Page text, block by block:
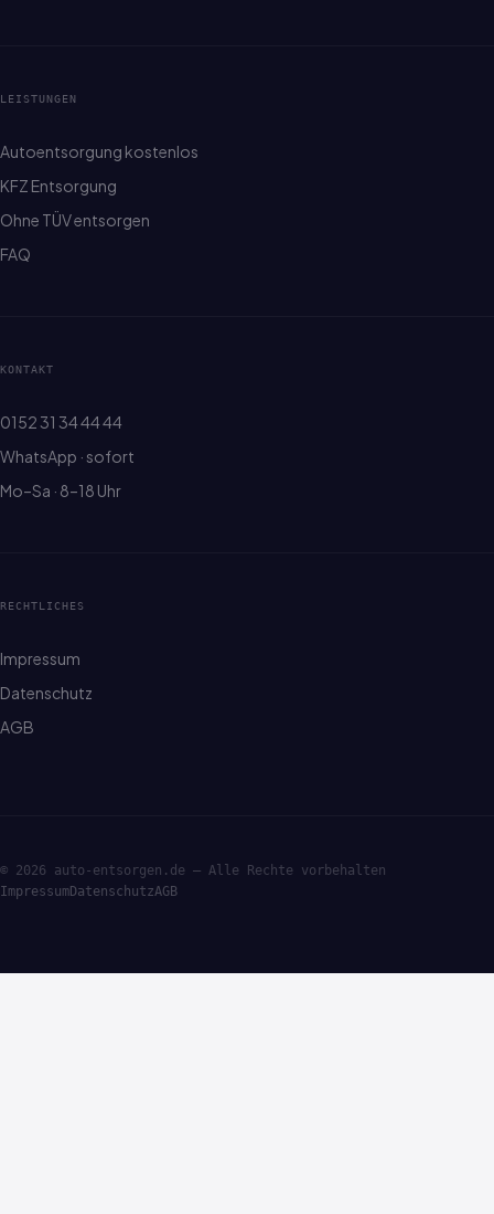
LEISTUNGEN
Autoentsorgung kostenlos
KFZ Entsorgung
Ohne TÜV entsorgen
FAQ
KONTAKT
0152 31 34 44 44
WhatsApp · sofort
Mo–Sa · 8–18 Uhr
RECHTLICHES
Impressum
Datenschutz
AGB
© 2026 auto-entsorgen.de — Alle Rechte vorbehalten
ImpressumDatenschutzAGB